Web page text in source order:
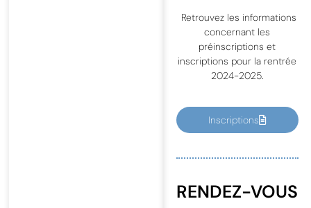
Retrouvez les informations
concernant les
préinscriptions et
inscriptions pour la rentrée
2024-2025.
Inscriptions
RENDEZ-VOUS